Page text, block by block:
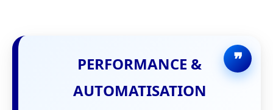
PERFORMANCE &
AUTOMATISATION